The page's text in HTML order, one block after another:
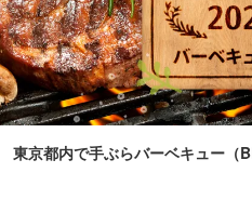
東京都内で手ぶらバーベキュー（